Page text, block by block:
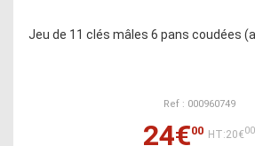
Jeu de 11 clés mâles 6 pans coudées
Ref : 000960749
24€00 HT:20€00